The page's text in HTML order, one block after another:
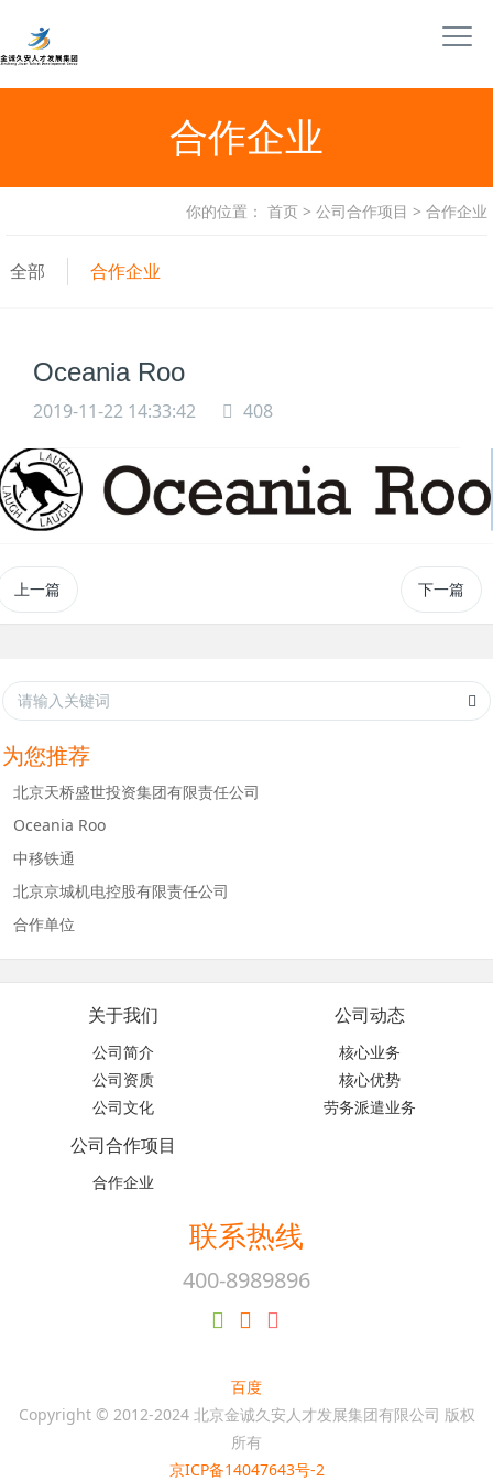
合作企业
你的位置： 首页 > 公司合作项目 > 合作企业
全部 合作企业
Oceania Roo
2019-11-22 14:33:42 408
上一篇 下一篇
为您推荐
北京天桥盛世投资集团有限责任公司
Oceania Roo
中移铁通
北京京城机电控股有限责任公司
合作单位
关于我们
公司简介
公司资质
公司文化
公司动态
核心业务
核心优势
劳务派遣业务
公司合作项目
合作企业
联系热线
400-8989896
百度
Copyright © 2012-2024 北京金诚久安人才发展集团有限公司 版权
所有
京ICP备14047643号-2